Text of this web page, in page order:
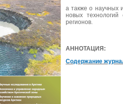
а также о научных
новых технологий
регионов.
АННОТАЦИЯ:
Содержание